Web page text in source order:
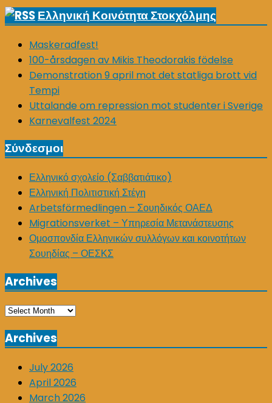
Ελληνική Κοινότητα Στοκχόλμης
Maskeradfest!
100-årsdagen av Mikis Theodorakis födelse
Demonstration 9 april mot det statliga brott vid
Tempi
Uttalande om repression mot studenter i Sverige
Karnevalfest 2024
Σύνδεσμοι
Ελληνικό σχολείο (Σαββατιάτικο)
Ελληνική Πολιτιστική Στέγη
Arbetsförmedlingen – Σουηδικός ΟΑΕΔ
Migrationsverket – Υπηρεσία Μετανάστευσης
Ομοσπονδία Ελληνικών συλλόγων και κοινοτήτων
Σουηδίας – ΟΕΣΚΣ
Archives
Archives
Archives
July 2026
April 2026
March 2026